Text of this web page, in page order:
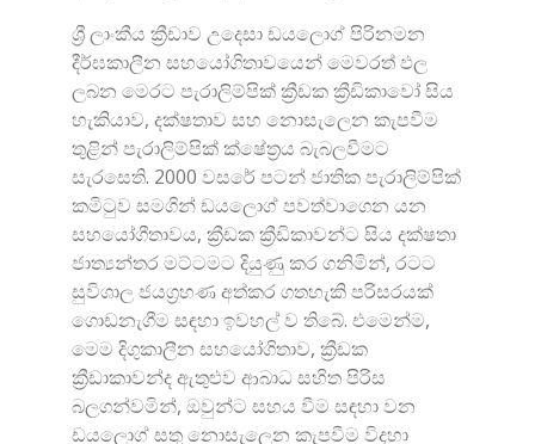
ශ්‍රී ලාංකීය ක්‍රීඩාව උදෙසා ඩයලොග් පිරිනමන
දීර්ඝකාලීන සහයෝගිතාවයෙන් මෙවරත් ඵල
ලබන මෙරට පැරාලිම්පික් ක්‍රීඩක ක්‍රීඩිකාවෝ සිය
හැකියාව, දක්ෂතාව සහ නොසැලෙන කැපවීම
තුළින් පැරාලිම්පික් ක්ෂේත්‍රය බැබලවීමට
සැරසෙති. 2000 වසරේ පටන් ජාතික පැරාලිම්පික්
කමිටුව සමගින් ඩයලොග් පවත්වාගෙන යන
සහයෝගීතාවය, ක්‍රීඩක ක්‍රීඩිකාවන්ට සිය දක්ෂතා
ජාත්‍යන්තර මට්ටමට දියුණු කර ගනිමින්, රටට
සුවිශාල ජයග්‍රහණ අත්කර ගතහැකි පරිසරයක්
ගොඩනැගීම සඳහා ඉවහල් ව තිබේ. එමෙන්ම,
මෙම දිගුකාලීන සහයෝගිතාව, ක්‍රීඩක
ක්‍රීඩාකාවන්ද ඇතුළුව ආබාධ සහිත පිරිස
බලගන්වමින්, ඔවුන්ට සහය වීම සඳහා වන
ඩයලොග් සතු නොසැලෙන කැපවීම විදහා